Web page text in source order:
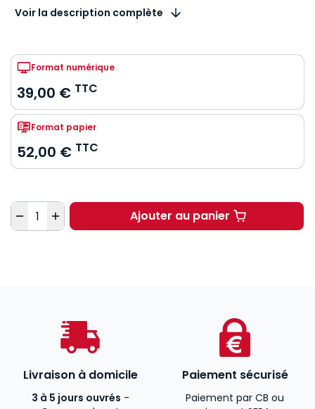
Voir la description complète
Format numérique
39,00 € TTC
Format papier
52,00 € TTC
Quantité Ajouter au panierCOVID-19, one
Livraison à domicile
3 à 5 jours ouvrés -
Paiement sécurisé
Paiement par CB ou